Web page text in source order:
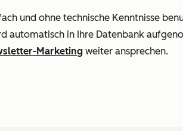
und ohne technische Kenntnisse
automatisch in Ihre Datenbank
Marketing weiter ansprechen.